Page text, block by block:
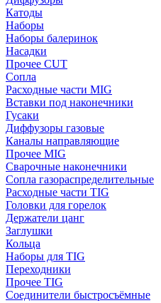
Катоды
Наборы
Наборы балеринок
Насадки
Прочее CUT
Сопла
Расходные части MIG
Вставки под наконечники
Гусаки
Диффузоры газовые
Каналы направляющие
Прочее MIG
Сварочные наконечники
Сопла газораспределительные
Расходные части TIG
Головки для горелок
Держатели цанг
Заглушки
Кольца
Наборы для TIG
Переходники
Прочее TIG
Соединители быстросъёмные